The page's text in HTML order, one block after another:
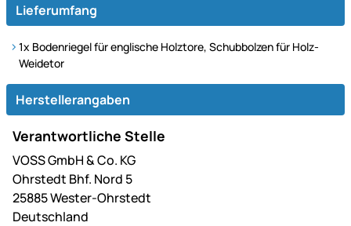
Lieferumfang
1x Bodenriegel für englische Holztore, Schubbolzen für Holz-
Weidetor
Herstellerangaben
Verantwortliche Stelle
VOSS GmbH & Co. KG
Ohrstedt Bhf. Nord 5
25885 Wester-Ohrstedt
Deutschland